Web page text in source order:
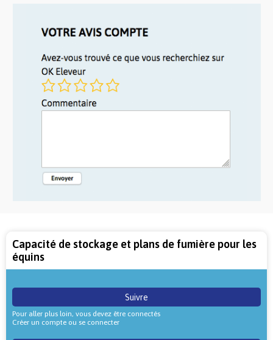
Capacité de stockage et plans de fumière pour les
équins
Suivre
Pour aller plus loin, vous devez être connectés
Créer un compte ou se connecter